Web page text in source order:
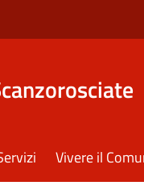
Vivere il